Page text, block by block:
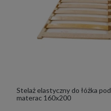
Stelaż elastyczny do łóżka pod
materac 160x200